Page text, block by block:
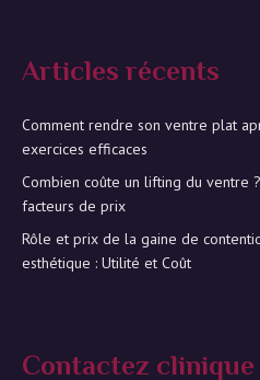
Articles récents
Comment rendre son ventre plat
exercices efficaces
Combien coûte un lifting du ventre
facteurs de prix
Rôle et prix de la gaine de
esthétique : Utilité et Coût
Contactez clinique